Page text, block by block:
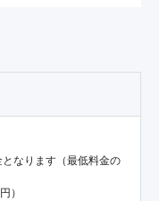
なります（最低料金の
）